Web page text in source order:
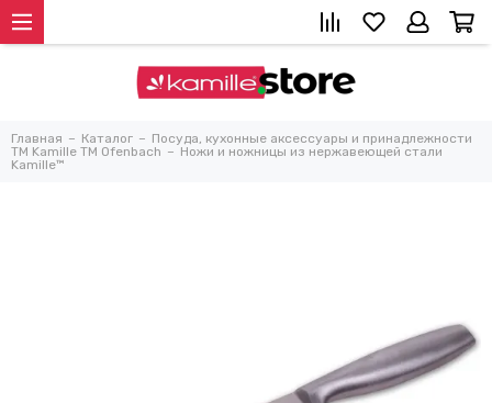
Главная Каталог
Посуда, кухонные аксессуары и принадлежности
TM Kamille TM Ofenbach
Ножи и ножницы из нержавеющей стали
Kamille™